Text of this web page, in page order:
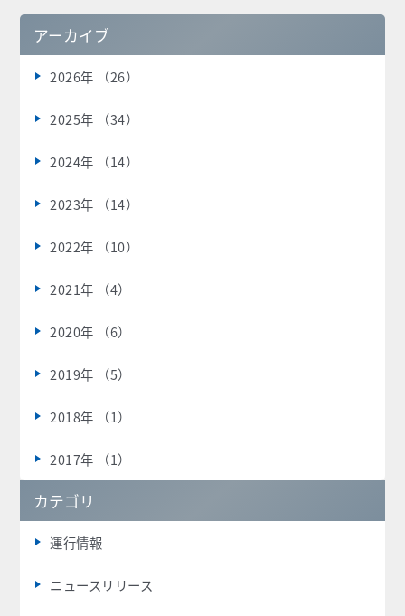
アーカイブ
2026年 （26）
2025年 （34）
2024年 （14）
2023年 （14）
2022年 （10）
2021年 （4）
2020年 （6）
2019年 （5）
2018年 （1）
2017年 （1）
カテゴリ
運行情報
ニュースリリース